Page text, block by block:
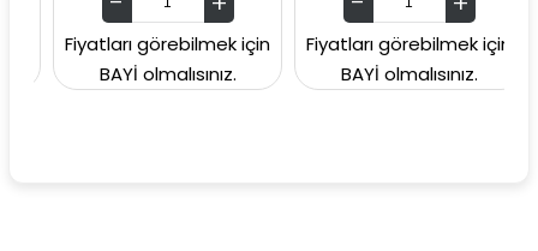
Fiyatları görebilmek için
BAYİ olmalısınız.
Fiyatları görebilmek için
BAYİ olmalısınız.